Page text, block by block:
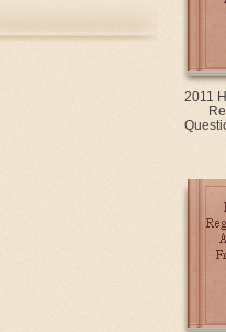
2011